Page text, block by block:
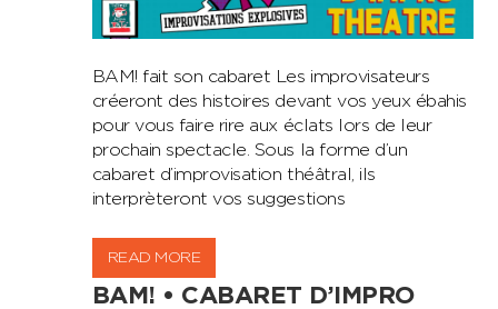
BAM! fait son cabaret Les improvisateurs
créeront des histoires devant vos yeux ébahis
pour vous faire rire aux éclats lors de leur
prochain spectacle. Sous la forme d’un
cabaret d’improvisation théâtral, ils
interprèteront vos suggestions
READ MORE
BAM! • CABARET D’IMPRO